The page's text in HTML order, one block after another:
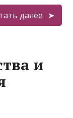
далее
и